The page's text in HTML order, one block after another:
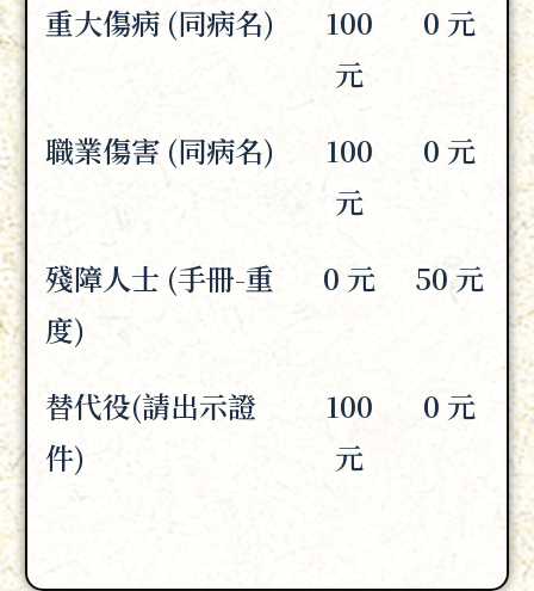
重大傷病 (同病名)
100
元
0 元
職業傷害 (同病名)
100
元
0 元
殘障人士 (手冊-重
度)
0 元 50 元
替代役(請出示證
件)
100
元
0 元